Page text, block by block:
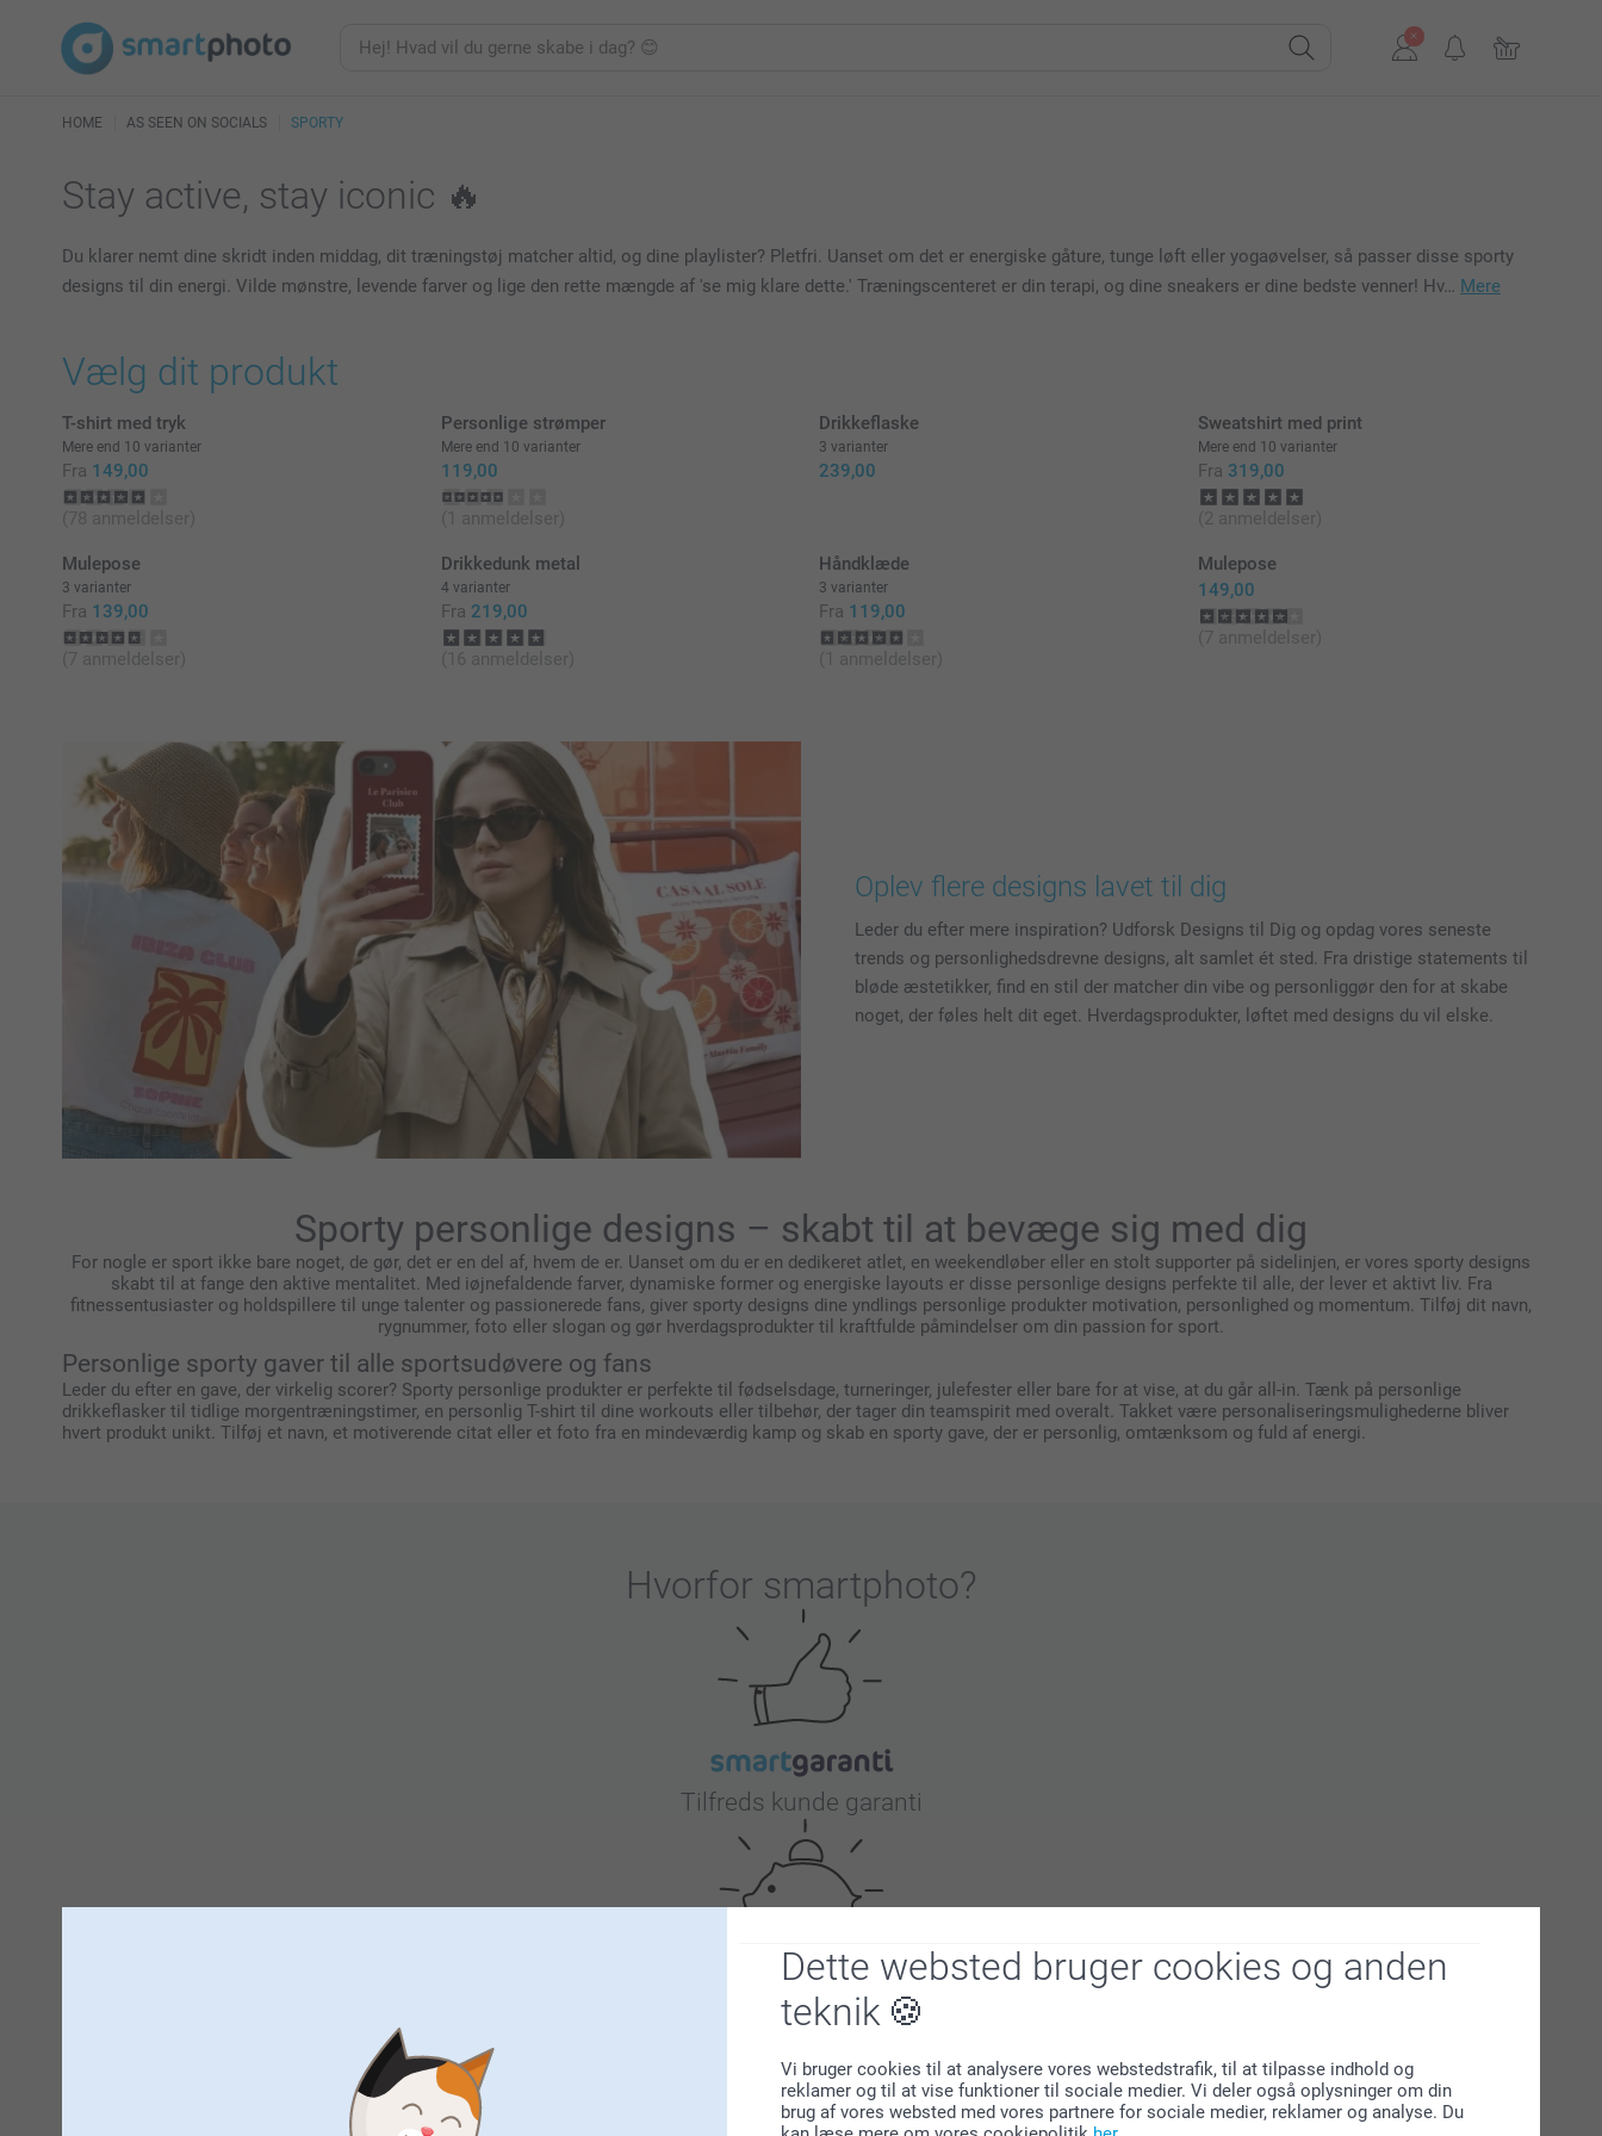
Dette websted bruger cookies og anden
teknik
Vi bruger cookies til at analysere vores webstedstrafik, til at tilpasse indhold og
reklamer og til at vise funktioner til sociale medier. Vi deler også oplysninger om din
brug af vores websted med vores partnere for sociale medier, reklamer og analyse. Du
HOME AS SEEN ON SOCIALS SPORTY
Stay active, stay iconic 🔥
Du klarer nemt dine skridt inden middag, dit træningstøj matcher altid, og dine playlister? Pletfri. Uanset om det er energiske gåture, tunge løft eller yogaøvelser, så passer disse sporty
designs til din energi. Vilde mønstre, levende farver og lige den rette mængde af 'se mig klare dette.' Træningscenteret er din terapi, og dine sneakers er dine bedste venner! Hv… Mere
Vælg dit produkt
T-shirt med tryk
Mere end 10 varianter
Fra 149,00
(78 anmeldelser)
Personlige strømper
Mere end 10 varianter
119,00
(1 anmeldelser)
Drikkeflaske
3 varianter
239,00
Sweatshirt med print
Mere end 10 varianter
Fra 319,00
(2 anmeldelser)
Mulepose
3 varianter
Fra 139,00
(7 anmeldelser)
Drikkedunk metal
4 varianter
Fra 219,00
(16 anmeldelser)
Håndklæde
3 varianter
Fra 119,00
(1 anmeldelser)
Mulepose
149,00
(7 anmeldelser)
Oplev flere designs lavet til dig
Leder du efter mere inspiration? Udforsk Designs til Dig og opdag vores seneste
trends og personlighedsdrevne designs, alt samlet ét sted. Fra dristige statements til
bløde æstetikker, find en stil der matcher din vibe og personliggør den for at skabe
noget, der føles helt dit eget. Hverdagsprodukter, løftet med designs du vil elske.
Sporty personlige designs – skabt til at bevæge sig med dig
For nogle er sport ikke bare noget, de gør, det er en del af, hvem de er. Uanset om du er en dedikeret atlet, en weekendløber eller en stolt supporter på sidelinjen, er vores sporty designs
skabt til at fange den aktive mentalitet. Med iøjnefaldende farver, dynamiske former og energiske layouts er disse personlige designs perfekte til alle, der lever et aktivt liv. Fra
fitnessentusiaster og holdspillere til unge talenter og passionerede fans, giver sporty designs dine yndlings personlige produkter motivation, personlighed og momentum. Tilføj dit navn,
rygnummer, foto eller slogan og gør hverdagsprodukter til kraftfulde påmindelser om din passion for sport.
Personlige sporty gaver til alle sportsudøvere og fans
Leder du efter en gave, der virkelig scorer? Sporty personlige produkter er perfekte til fødselsdage, turneringer, julefester eller bare for at vise, at du går all-in. Tænk på personlige
drikkeflasker til tidlige morgentræningstimer, en personlig T-shirt til dine workouts eller tilbehør, der tager din teamspirit med overalt. Takket være personaliseringsmulighederne bliver
hvert produkt unikt. Tilføj et navn, et motiverende citat eller et foto fra en mindeværdig kamp og skab en sporty gave, der er personlig, omtænksom og fuld af energi.
Hvorfor smartphoto?
Tilfreds kunde garanti
Bonus på alle dine køb